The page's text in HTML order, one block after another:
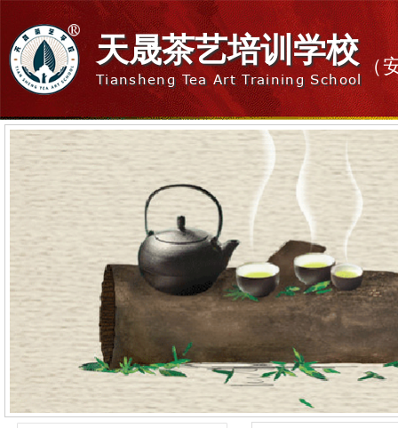
天晟茶艺培训学校
Tiansheng Tea Art Training School
（